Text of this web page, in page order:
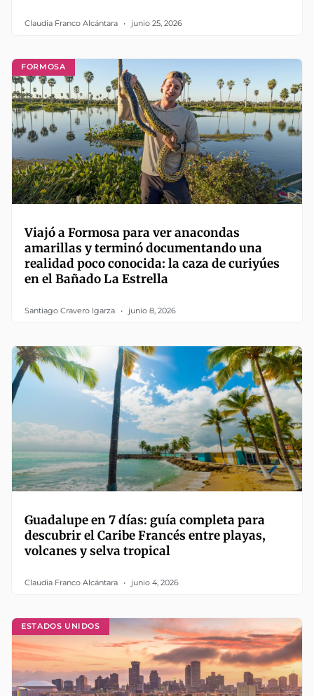
Claudia Franco Alcántara junio 25, 2026
FORMOSA
Viajó a Formosa para ver anacondas
amarillas y terminó documentando una
realidad poco conocida: la caza de curiyúes
en el Bañado La Estrella
Santiago Cravero Igarza junio 8, 2026
Guadalupe en 7 días: guía completa para
descubrir el Caribe Francés entre playas,
volcanes y selva tropical
Claudia Franco Alcántara junio 4, 2026
ESTADOS UNIDOS